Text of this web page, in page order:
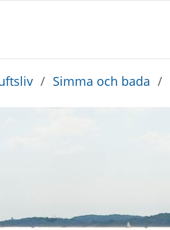
/ Simma och bada /